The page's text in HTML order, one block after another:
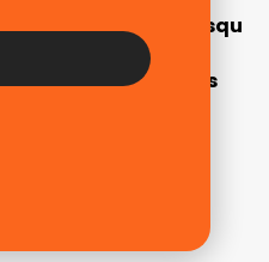
aenean pellentesqu
mollis rhoncus